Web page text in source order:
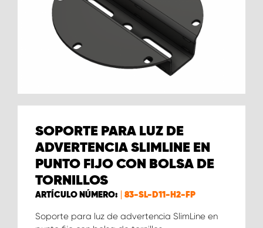
SOPORTE PARA LUZ DE
ADVERTENCIA SLIMLINE EN
PUNTO FIJO CON BOLSA DE
TORNILLOS
ARTÍCULO NÚMERO: 83-SL-D11-H2-FP
Soporte para luz de advertencia SlimLine en